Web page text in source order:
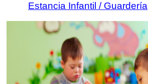
Estancia Infantil / Guardería